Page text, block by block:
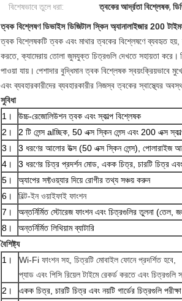
বিশেষভাবে তুলে ধরা: ত্বকের আর্দ্রতা বিশ্লেষক,
ত্বক বিশ্লেষণ ডিভাইস ডিজিটাল স্কিন অ্যানালাইজার 200
ত্বক বিশ্লেষকটি ত্বক এবং মাথার ত্বকের বিশ্লেষণে ব্যবহৃত হয়,
করতে, ক্যামেরায় তোলা জুমযুক্ত চিত্রগুলি দেখতে সহায়তা করে।
পাওয়া যায়। পেশাদার বুদ্ধিমান ত্বক বিশ্লেষক স্বয়ংক্রিয়ভাবে
এবং ব্যবহারকারীদের ব্যবহারকারীর নিজস্ব ত্বকের স্বাস্থ্যের
সুবিধা
1।
উচ্চ-রেজোলিউশন ত্বক এবং স্কাল্প বিশ্লেষক
2।
2 টি লেন্স alচ্ছিক, 50 এক্স স্কিন লেন্স এবং 200 এক্স
3।
3 ধরণের আলোর উত্স (50 এক্স স্কিন লেন্স),
4।
3 ধরণের চিত্র প্রদর্শন মোড, একক চিত্র, চারটি চিত্র এবং
5।
অ্যাপের সফ্টওয়্যার দিয়ে রোগীর তথ্য সঞ্চয় করুন
6।
বিল্ট-ইন ওয়াইফাই ফাংশন
7।
অন্তর্নির্মিত স্টোরেজ ফাংশন এবং চিত্রগুলির তুলনা (তেল,
8।
অন্তর্নির্মিত লিথিয়াম ব্যাটারি
বৈশিষ্ট্য
1।
Wi-Fi ফাংশন সহ, চিত্রটি মোবাইল ফোনে প্রদর্শিত হবে,
প্যাড এবং পিসি রিয়েল টাইমে রেকর্ড করতে এবং চিত্রগুলি
2।
একক চিত্র, চারটি চিত্র এবং নয়টি গার্ডের চিত্রগুলি